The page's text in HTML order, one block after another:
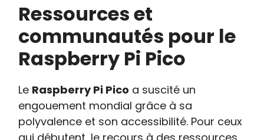
Ressources et
communautés pour le
Raspberry Pi Pico
Le Raspberry Pi Pico a suscité un
engouement mondial grâce à sa
polyvalence et son accessibilité. Pour ceux